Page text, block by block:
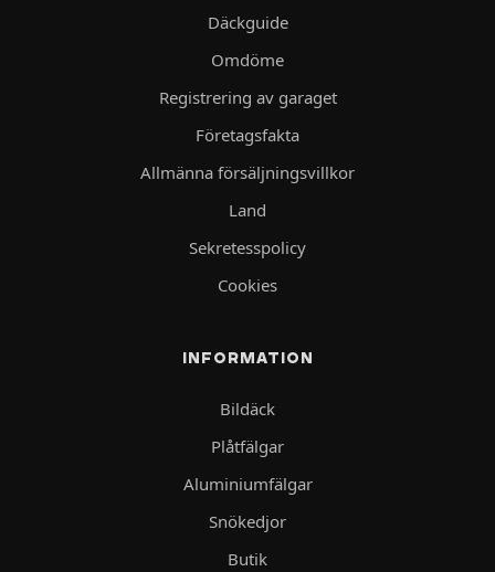
Däckguide
Omdöme
Registrering av garaget
Företagsfakta
Allmänna försäljningsvillkor
Land
Sekretesspolicy
Cookies
INFORMATION
Bildäck
Plåtfälgar
Aluminiumfälgar
Snökedjor
Butik